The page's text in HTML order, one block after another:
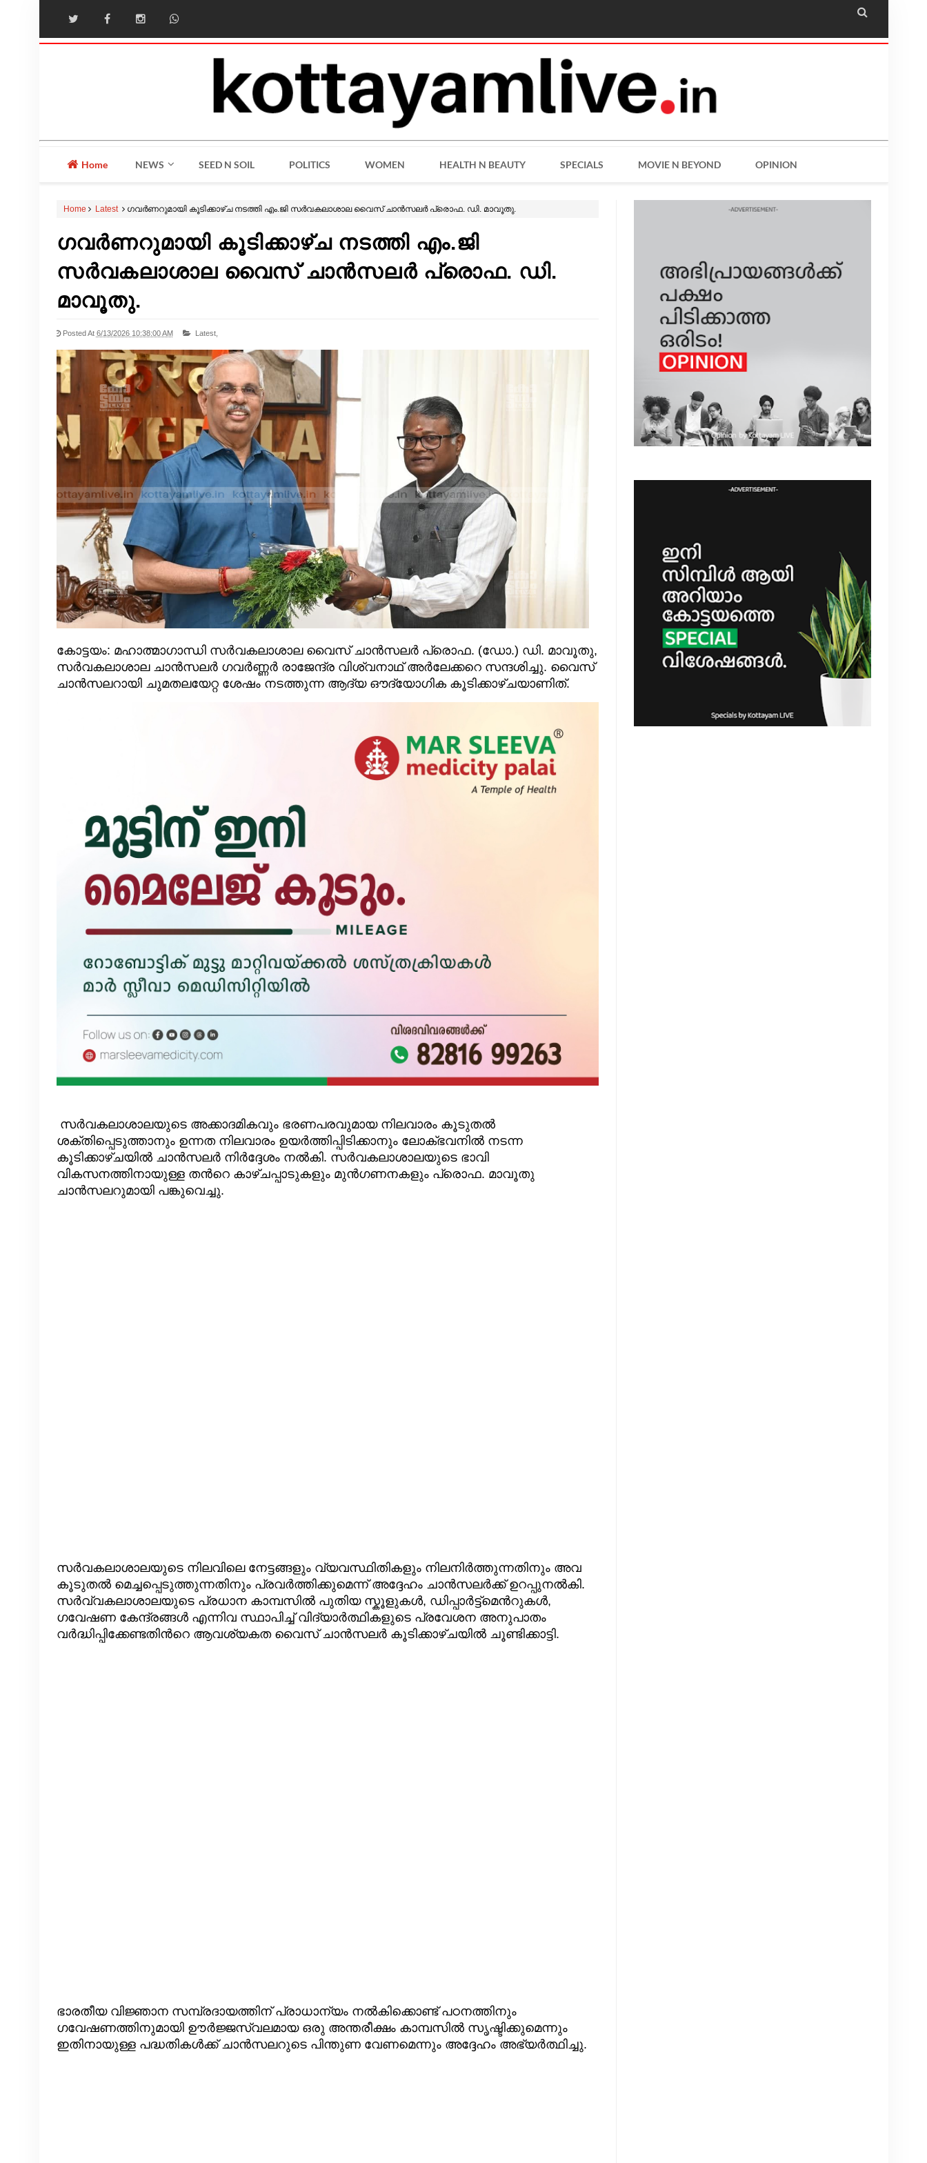

Home NEWS SEED N SOIL POLITICS WOMEN HEALTH N BEAUTY SPECIALS MOVIE N BEYOND OPINION
Home Latest ഗവര്‍ണറുമായി കൂടിക്കാഴ്ച നടത്തി എം.ജി സര്‍വകലാശാല വൈസ് ചാന്‍സലര്‍ പ്രൊഫ. ഡി. മാവൂതു.
ഗവര്‍ണറുമായി കൂടിക്കാഴ്ച നടത്തി എം.ജി
സര്‍വകലാശാല വൈസ് ചാന്‍സലര്‍ പ്രൊഫ. ഡി.
മാവൂതു.
Posted At 6/13/2026 10:38:00 AM Latest,
കോട്ടയം: മഹാത്മാഗാന്ധി സര്‍വകലാശാല വൈസ് ചാന്‍സലര്‍ പ്രൊഫ. (ഡോ.) ഡി. മാവൂതു,
സര്‍വകലാശാല ചാന്‍സലര്‍ ഗവർണ്ണർ രാജേന്ദ്ര വിശ്വനാഥ് അര്‍ലേക്കറെ സന്ദശിച്ചു. വൈസ്
ചാന്‍സലറായി ചുമതലയേറ്റ ശേഷം നടത്തുന്ന ആദ്യ ഔദ്യോഗിക കൂടിക്കാഴ്ചയാണിത്.
സര്‍വകലാശാലയുടെ അക്കാദമികവും ഭരണപരവുമായ നിലവാരം കൂടുതല്‍
ശക്തിപ്പെടുത്താനും ഉന്നത നിലവാരം ഉയര്‍ത്തിപ്പിടിക്കാനും ലോക്ഭവനില്‍ നടന്ന
കൂടിക്കാഴ്ചയില്‍ ചാന്‍സലര്‍ നിര്‍ദ്ദേശം നല്‍കി. സര്‍വകലാശാലയുടെ ഭാവി
വികസനത്തിനായുള്ള തന്‍റെ കാഴ്ചപ്പാടുകളും മുന്‍ഗണനകളും പ്രൊഫ. മാവൂതു
ചാന്‍സലറുമായി പങ്കുവെച്ചു.
സര്‍വകലാശാലയുടെ നിലവിലെ നേട്ടങ്ങളും വ്യവസ്ഥിതികളും നിലനിര്‍ത്തുന്നതിനും അവ
കൂടുതല്‍ മെച്ചപ്പെടുത്തുന്നതിനും പ്രവര്‍ത്തിക്കുമെന്ന് അദ്ദേഹം ചാന്‍സലര്‍ക്ക് ഉറപ്പുനല്‍കി.
സര്‍വ്വകലാശാലയുടെ പ്രധാന കാമ്പസില്‍ പുതിയ സ്കൂളുകള്‍, ഡിപ്പാര്‍ട്ട്മെന്‍റുകള്‍,
ഗവേഷണ കേന്ദ്രങ്ങള്‍ എന്നിവ സ്ഥാപിച്ച് വിദ്യാര്‍ത്ഥികളുടെ പ്രവേശന അനുപാതം
വര്‍ദ്ധിപ്പിക്കേണ്ടതിന്‍റെ ആവശ്യകത വൈസ് ചാന്‍സലര്‍ കൂടിക്കാഴ്ചയില്‍ ചൂണ്ടിക്കാട്ടി.
ഭാരതീയ വിജ്ഞാന സമ്പ്രദായത്തിന് പ്രാധാന്യം നല്‍കിക്കൊണ്ട് പഠനത്തിനും
ഗവേഷണത്തിനുമായി ഊര്‍ജ്ജസ്വലമായ ഒരു അന്തരീക്ഷം കാമ്പസില്‍ സൃഷ്ടിക്കുമെന്നും
ഇതിനായുള്ള പദ്ധതികള്‍ക്ക് ചാന്‍സലറുടെ പിന്തുണ വേണമെന്നും അദ്ദേഹം അഭ്യര്‍ത്ഥിച്ചു.